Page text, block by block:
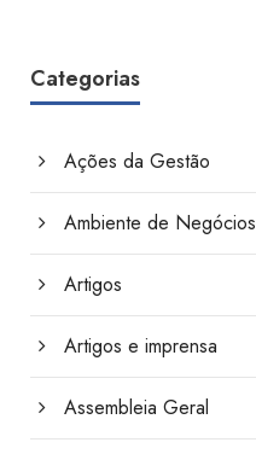
Categorias
Ações da Gestão
Ambiente de Negócios
Artigos
Artigos e imprensa
Assembleia Geral